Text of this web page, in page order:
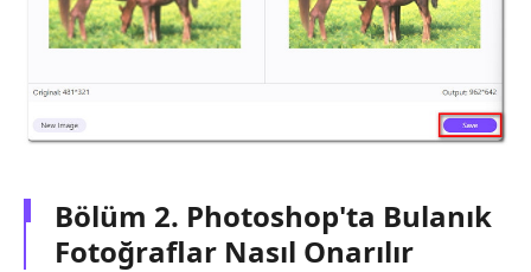
Bölüm 2. Photoshop'ta Bulanık
Fotoğraflar Nasıl Onarılır